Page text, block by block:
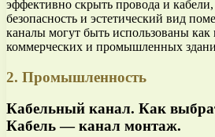
эффективно скрыть провода и кабели,
безопасность и эстетический вид
каналы могут быть использованы
коммерческих и промышленных
2. Промышленность
Кабельный канал. Как
Кабель — канал монтаж.